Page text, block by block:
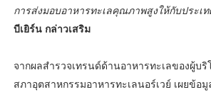
การส่งมอบอาหารทะเลคุณภาพสูงให้กับประเท
บีเยิร์น กล่าวเสริม
จากผลสำรวจเทรนด์ด้านอาหารทะเลของผู้บ
สภาอุตสาหกรรมอาหารทะเลนอร์เวย์ เผยข้อ